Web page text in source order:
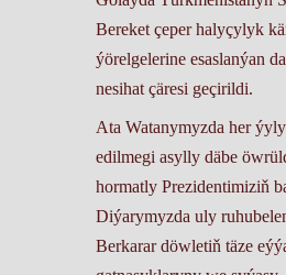
Bereket çeper halyçylyk
ýörelgelerine esaslanýan
nesihat çäresi geçirildi.
Ata Watanymyzda her
edilmegi asylly däbe
hormatly Prezidentimiziň
Diýarymyzda uly
Berkarar döwletiň täze